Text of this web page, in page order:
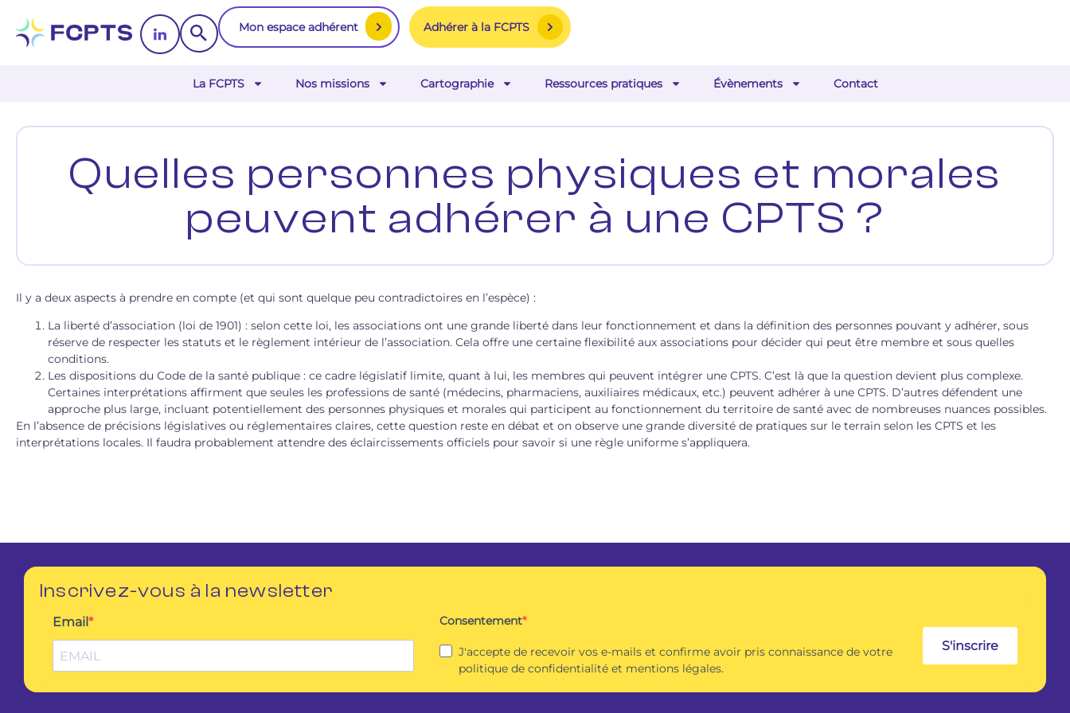
Mon espace adhérent Adhérer à la FCPTS
La FCPTS Nos missions Cartographie Ressources pratiques Évènements Contact
Quelles personnes physiques et morales
peuvent adhérer à une CPTS ?
Il y a deux aspects à prendre en compte (et qui sont quelque peu contradictoires en l’espèce) :
La liberté d’association (loi de 1901) : selon cette loi, les associations ont une grande liberté dans leur fonctionnement et dans la définition des personnes pouvant y adhérer, sous
réserve de respecter les statuts et le règlement intérieur de l’association. Cela offre une certaine flexibilité aux associations pour décider qui peut être membre et sous quelles
conditions.
Les dispositions du Code de la santé publique : ce cadre législatif limite, quant à lui, les membres qui peuvent intégrer une CPTS. C’est là que la question devient plus complexe.
Certaines interprétations affirment que seules les professions de santé (médecins, pharmaciens, auxiliaires médicaux, etc.) peuvent adhérer à une CPTS. D’autres défendent une
approche plus large, incluant potentiellement des personnes physiques et morales qui participent au fonctionnement du territoire de santé avec de nombreuses nuances possibles.
En l’absence de précisions législatives ou réglementaires claires, cette question reste en débat et on observe une grande diversité de pratiques sur le terrain selon les CPTS et les
interprétations locales. Il faudra probablement attendre des éclaircissements officiels pour savoir si une règle uniforme s’appliquera.
Inscrivez-vous à la newsletter
Email Consentement
J'accepte de recevoir vos e-mails et confirme avoir pris connaissance de votre
politique de confidentialité et mentions légales.
S'inscrire